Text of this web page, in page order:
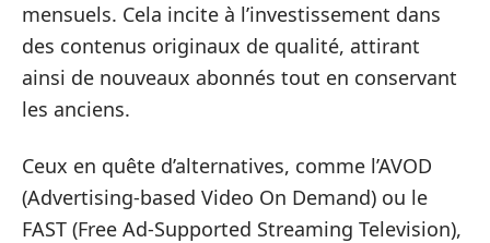
mensuels. Cela incite à l’investissement dans
des contenus originaux de qualité, attirant
ainsi de nouveaux abonnés tout en conservant
les anciens.
Ceux en quête d’alternatives, comme l’AVOD
(Advertising-based Video On Demand) ou le
FAST (Free Ad-Supported Streaming Television),